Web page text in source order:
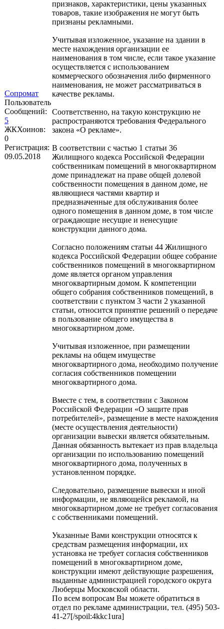
Сопромат
Пользователь
Сообщений:
5
ЖКХоинов:
0
Регистрация:
09.05.2018
признаков, характеристики, цены указанных
товаров, такие изображения не могут быть
признаны рекламными.
Учитывая изложенное, указание на здании в
месте нахождения организации ее
наименования в том числе, если такое указание
осуществляется с использованием
коммерческого обозначения либо фирменного
наименования, не может рассматриваться в
качестве рекламы.
Соответственно, на такую конструкцию не
распространяются требования Федерального
закона «О рекламе».
В соответствии с частью 1 статьи 36
Жилищного кодекса Российской Федерации
собственникам помещений в многоквартирном
доме принадлежат на праве общей долевой
собственности помещения в данном доме, не
являющиеся частями квартир и
предназначенные для обслуживания более
одного помещения в данном доме, в том числе
ограждающие несущие и ненесущие
конструкции данного дома.
Согласно положениям статьи 44 Жилищного
кодекса Российской Федерации общее собрание
собственников помещений в многоквартирном
доме является органом управления
многоквартирным домом. К компетенции
общего собрания собственников помещений, в
соответствии с пунктом 3 части 2 указанной
статьи, относится принятие решений о передаче
в пользование общего имущества в
многоквартирном доме.
Учитывая изложенное, при размещении
рекламы на общем имуществе
многоквартирного дома, необходимо получение
согласия собственников помещении
многоквартирного дома.
Вместе с тем, в соответствии с Законом
Российской Федерации «О защите прав
потребителей», размещение в месте нахождения
(месте осуществления деятельности)
организации вывески является обязательным.
Данная обязанность вытекает из прав владельца
организации по использованию помещений
многоквартирного дома, полученных в
установленном порядке.
Следовательно, размещение вывески и иной
информации, не являющейся рекламой, на
многоквартирном доме не требует согласования
с собственниками помещений.
Указанные Вами конструкции относятся к
средствам размещения информации, их
установка не требует согласия собственников
помещений в многоквартирном доме,
конструкции имеют действующие разрешения,
выданные администрацией городского округа
Люберцы Московской области.
По всем вопросам Вы можете обратиться в
отдел по рекламе администрации, тел. (495) 503-
41-27[/spoil:4kkc1ura]